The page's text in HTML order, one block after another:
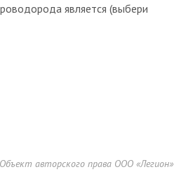
является (выбери
Объект авторского права ООО «Легион»